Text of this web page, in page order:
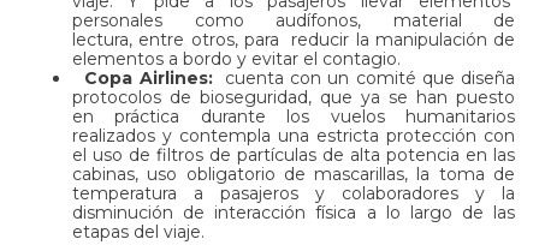
personales como audífonos, material de
lectura, entre otros, para
reducir la manipulación de
elementos a bordo y evitar el contagio.
Copa Airlines:
cuenta con un comité que diseña
protocolos de bioseguridad, que ya se han puesto
en práctica durante los vuelos humanitarios
realizados y contempla una estricta protección con
el uso de filtros de partículas de alta potencia en las
cabinas, uso obligatorio de mascarillas, la toma de
temperatura a pasajeros y colaboradores y la
disminución de interacción física a lo largo de las
etapas del viaje.